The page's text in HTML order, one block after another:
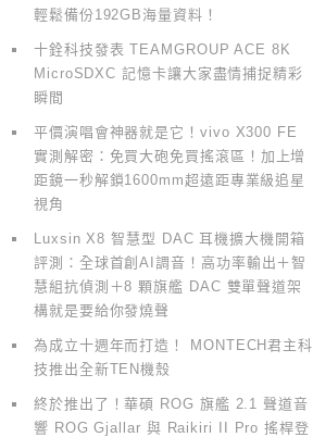
輕鬆備份192GB海量資料！
十銓科技發表 TEAMGROUP ACE 8K
MicroSDXC 記憶卡讓大家盡情捕捉精彩
瞬間
平價演唱會神器就是它！vivo X300 FE
實測解密：免買大砲免買搖滾區！加上增
距鏡一秒解鎖1600mm超遠距專業級追星
視角
Luxsin X8 智慧型 DAC 耳機擴大機開箱
評測：全球首創AI調音！高功率輸出＋智
慧組抗偵測＋8 顆旗艦 DAC 雙單聲道架
構就是要給你發燒聲
為成立十週年而打造！ MONTECH君主科
技推出全新TEN機殼
終於推出了！華碩 ROG 旗艦 2.1 聲道音
響 ROG Gjallar 與 Raikiri II Pro 搖桿登